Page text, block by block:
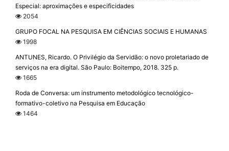
Especial: aproximações e especificidades
2054
GRUPO FOCAL NA PESQUISA EM CIÊNCIAS SOCIAIS E HUMANAS
1998
ANTUNES, Ricardo. O Privilégio da Servidão: o novo proletariado de
serviços na era digital. São Paulo: Boitempo, 2018. 325 p.
1665
Roda de Conversa: um instrumento metodológico tecnológico-
formativo-coletivo na Pesquisa em Educação
1464